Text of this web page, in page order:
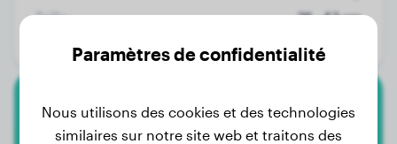
Taille:
38 - 43 cm
Basset Hound
Paramètres de confidentialité
Nous utilisons des cookies et des technologies
similaires sur notre site web et traitons des